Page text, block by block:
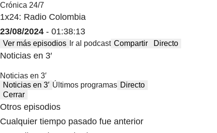
Crónica 24/7
1x24: Radio Colombia
23/08/2024 - 01:38:13
Ver más episodios Ir al podcast Compartir Directo
Noticias en 3′
Noticias en 3′
Noticias en 3′ Últimos programas Directo
Cerrar
Otros episodios
Cualquier tiempo pasado fue anterior